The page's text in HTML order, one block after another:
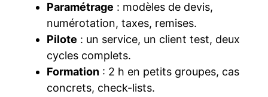
Paramétrage : modèles de devis,
numérotation, taxes, remises.
Pilote : un service, un client test, deux
cycles complets.
Formation : 2 h en petits groupes, cas
concrets, check-lists.